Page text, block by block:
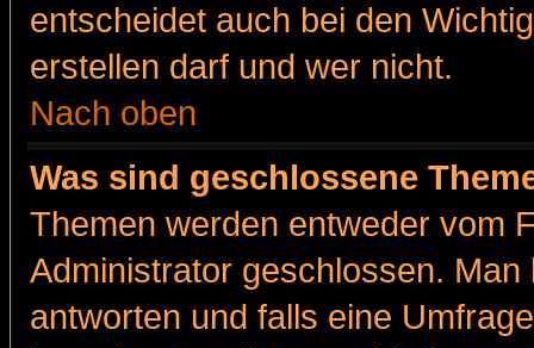
entscheidet auch bei den
erstellen darf und wer nicht.
Nach oben
Was sind geschlossene
Themen werden entweder vom
Administrator geschlossen.
antworten und falls eine